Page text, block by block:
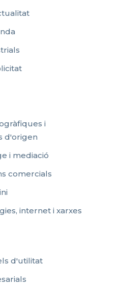
i
d'origen
i mediació
comercials
internet i xarxes
d'utilitat